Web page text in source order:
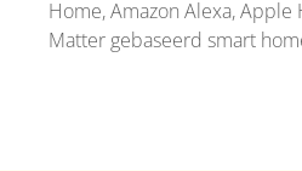
Home, Amazon Alexa,
Matter gebaseerd smart